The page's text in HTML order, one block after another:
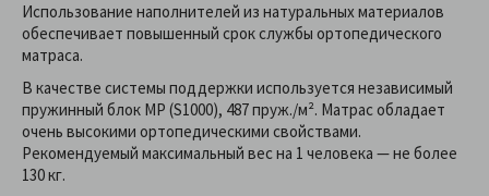
Использование наполнителей из натуральных материалов
обеспечивает повышенный срок службы ортопедического
матраса.
В качестве системы поддержки используется независимый
пружинный блок MP (S1000), 487 пруж./м². Матрас обладает
очень высокими ортопедическими свойствами.
Рекомендуемый максимальный вес на 1 человека — не более
130 кг.